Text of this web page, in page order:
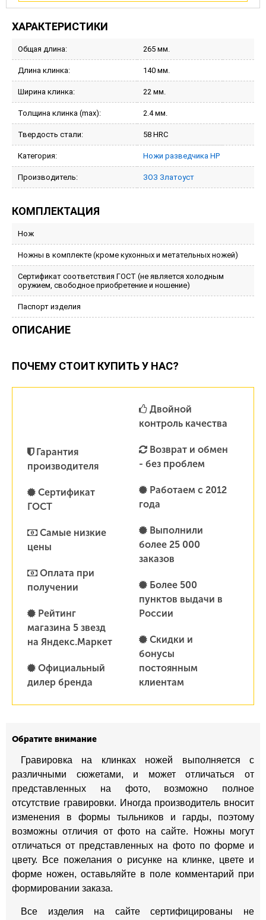
ХАРАКТЕРИСТИКИ
Общая длина: 265 мм.
Длина клинка: 140 мм.
Ширина клинка: 22 мм.
Толщина клинка (max): 2.4 мм.
Твердость стали: 58 HRC
Категория: Ножи разведчика НР
Производитель: ЗОЗ Златоуст
КОМПЛЕКТАЦИЯ
Нож
Ножны в комплекте (кроме кухонных и метательных ножей)
Сертификат соответствия ГОСТ (не является холодным
оружием, свободное приобретение и ношение)
Паспорт изделия
ОПИСАНИЕ
ПОЧЕМУ СТОИТ КУПИТЬ У НАС?
Гарантия
производителя
Сертификат
ГОСТ
Самые низкие
цены
Оплата при
получении
Рейтинг
магазина 5 звезд
на Яндекс.Маркет
Официальный
дилер бренда
Двойной
контроль качества
Возврат и обмен
- без проблем
Работаем с 2012
года
Выполнили
более 25 000
заказов
Более 500
пунктов выдачи в
России
Скидки и
бонусы
постоянным
клиентам
Обратите внимание
Гравировка на клинках ножей выполняется с
различными сюжетами, и может отличаться от
представленных на фото, возможно полное
отсутствие гравировки. Иногда производитель вносит
изменения в формы тыльников и гарды, поэтому
возможны отличия от фото на сайте. Ножны могут
отличаться от представленных на фото по форме и
цвету. Все пожелания о рисунке на клинке, цвете и
форме ножен, оставьляйте в поле комментарий при
формировании заказа.
Все изделия на сайте сертифицированы не